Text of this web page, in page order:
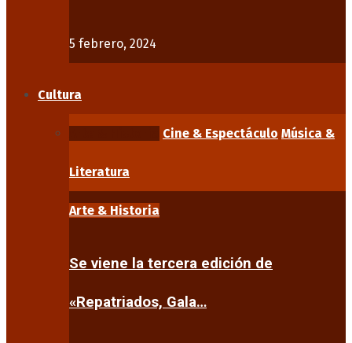
5 febrero, 2024
Cultura
Cine & Espectáculo Música &
Literatura
Arte & Historia
Se viene la tercera edición de
«Repatriados, Gala…